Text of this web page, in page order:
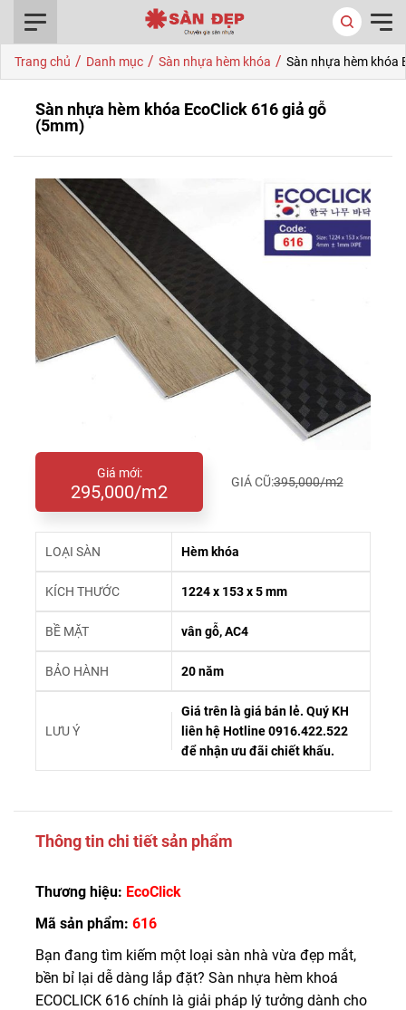
Trang chủ / Danh mục / Sàn nhựa hèm khóa / Sàn nhựa hèm khóa
Sàn nhựa hèm khóa EcoClick 616 giả gỗ
(5mm)
Giá mới:
295,000/m2 GIÁ CŨ:395,000/m2
LOẠI SÀN Hèm khóa
KÍCH THƯỚC 1224 x 153 x 5 mm
BỀ MẶT vân gỗ, AC4
BẢO HÀNH 20 năm
LƯU Ý
Giá trên là giá bán lẻ. Quý KH
liên hệ Hotline 0916.422.522
để nhận ưu đãi chiết khấu.
Thông tin chi tiết sản phẩm
Thương hiệu: EcoClick
Mã sản phẩm: 616
Bạn đang tìm kiếm một loại sàn nhà vừa đẹp mắt,
bền bỉ lại dễ dàng lắp đặt? Sàn nhựa hèm khoá
ECOCLICK 616 chính là giải pháp lý tưởng dành cho